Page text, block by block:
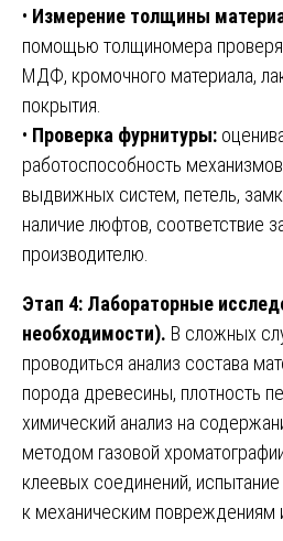
• Измерение толщины
помощью толщиномера
МДФ, кромочного материала,
покрытия.
• Проверка фурнитуры:
работоспособность
выдвижных систем, петель,
наличие люфтов, соответствие
производителю.
Этап 4: Лабораторные
необходимости). В сложных
проводиться анализ состава
порода древесины, плотность
химический анализ на
методом газовой
клеевых соединений,
к механическим повреждениям